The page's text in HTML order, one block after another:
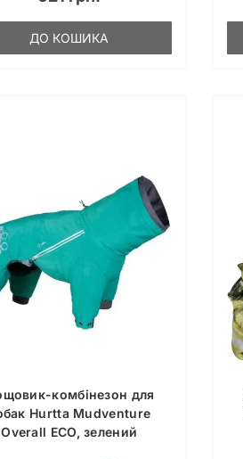
ДО КОШИКА
комбінезон для
Hurtta Mudventure
Overall ECO, зелений